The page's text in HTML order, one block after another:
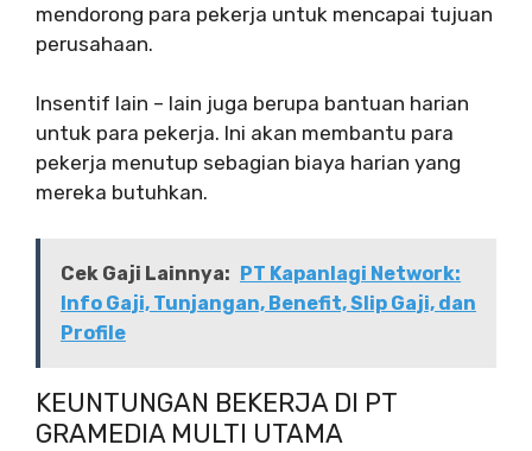
mendorong para pekerja untuk mencapai tujuan
perusahaan.
Insentif lain – lain juga berupa bantuan harian
untuk para pekerja. Ini akan membantu para
pekerja menutup sebagian biaya harian yang
mereka butuhkan.
Cek Gaji Lainnya: PT Kapanlagi Network:
Info Gaji, Tunjangan, Benefit, Slip Gaji, dan
Profile
KEUNTUNGAN BEKERJA DI PT
GRAMEDIA MULTI UTAMA